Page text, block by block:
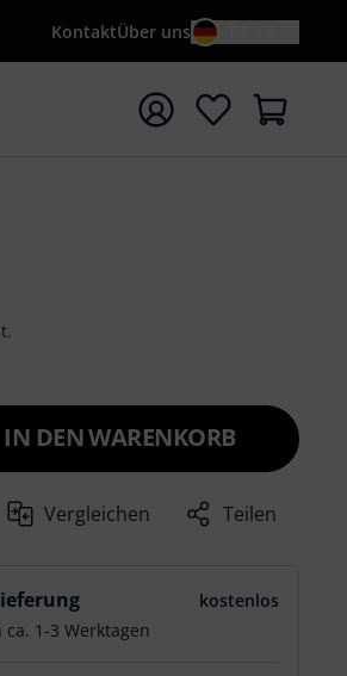
KontaktÜber uns
starten
IN DEN WARENKORB
Vergleichen Teilen
kostenlos
1-3 Werktagen